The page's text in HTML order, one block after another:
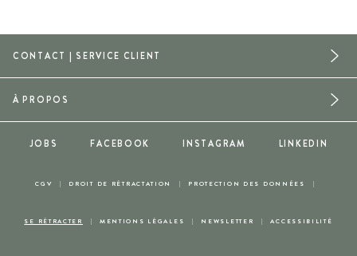
CONTACT | SERVICE CLIENT
CGV DROIT DE RÉTRACTATION PROTECTION DES DONNÉES
SE RÉTRACTER MENTIONS LÉGALES NEWSLETTER ACCESSIBILITÉ
À PROPOS
JOBS FACEBOOK INSTAGRAM LINKEDIN